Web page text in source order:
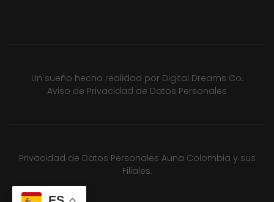
Un sueño hecho realidad por Digital Dreams Co.
Aviso de Privacidad de Datos Personales
Privacidad de Datos Personales Auna Colombia y sus
Filiales.